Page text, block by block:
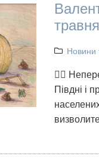
травня
Новини
👉🏻
Півдні і